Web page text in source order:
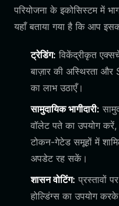
परियोजना के इकोसिस्टम में
यहाँ बताया गया है कि आप
ट्रेडिंग: विकेंद्रीकृत
बाज़ार की अस्थिरता
का लाभ उठाएँ।
सामुदायिक भागीदारी:
वॉलेट पते का उपयोग
टोकन-गेटेड समूहों में
अपडेट रह सकें।
शासन वोटिंग: प्रस्तावों
होल्डिंग्स का उपयोग